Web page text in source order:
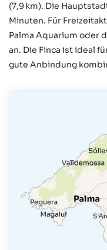
(7,9 km). Die
Minuten. Für
Palma Aquarium oder
an. Die Finca ist ideal
gute Anbindung